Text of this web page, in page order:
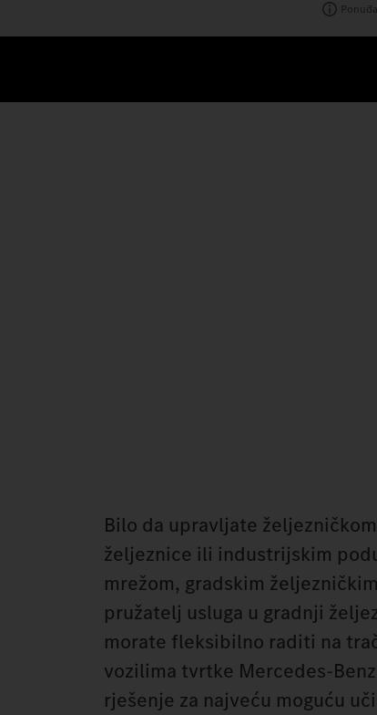
Bilo da upravljate
željeznice ili industrijskim
mrežom, gradskim
pružatelj usluga u gradnji
morate fleksibilno raditi na
vozilima tvrtke
rješenje za najveću moguću